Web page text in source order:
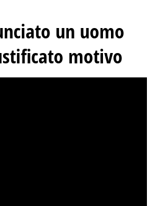
un uomo
motivo